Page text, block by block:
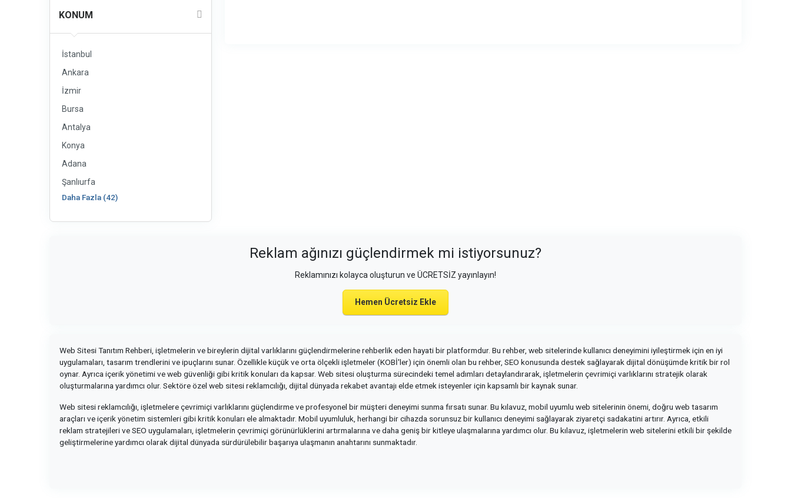
KONUM
İstanbul
Ankara
İzmir
Bursa
Antalya
Konya
Adana
Şanlıurfa
Daha Fazla (42)
Reklam ağınızı güçlendirmek mi istiyorsunuz?
Reklamınızı kolayca oluşturun ve ÜCRETSİZ yayınlayın!
Hemen Ücretsiz Ekle
Web Sitesi Tanıtım Rehberi, işletmelerin ve bireylerin dijital varlıklarını güçlendirmelerine rehberlik eden hayati bir platformdur. Bu rehber, web sitelerinde kullanıcı deneyimini iyileştirmek için en iyi
uygulamaları, tasarım trendlerini ve ipuçlarını sunar. Özellikle küçük ve orta ölçekli işletmeler (KOBİ'ler) için önemli olan bu rehber, SEO konusunda destek sağlayarak dijital dönüşümde kritik bir rol
oynar. Ayrıca içerik yönetimi ve web güvenliği gibi kritik konuları da kapsar. Web sitesi oluşturma sürecindeki temel adımları detaylandırarak, işletmelerin çevrimiçi varlıklarını stratejik olarak
oluşturmalarına yardımcı olur. Sektöre özel web sitesi reklamcılığı, dijital dünyada rekabet avantajı elde etmek isteyenler için kapsamlı bir kaynak sunar.
Web sitesi reklamcılığı, işletmelere çevrimiçi varlıklarını güçlendirme ve profesyonel bir müşteri deneyimi sunma fırsatı sunar. Bu kılavuz, mobil uyumlu web sitelerinin önemi, doğru web tasarım
araçları ve içerik yönetim sistemleri gibi kritik konuları ele almaktadır. Mobil uyumluluk, herhangi bir cihazda sorunsuz bir kullanıcı deneyimi sağlayarak ziyaretçi sadakatini artırır. Ayrıca, etkili
reklam stratejileri ve SEO uygulamaları, işletmelerin çevrimiçi görünürlüklerini artırmalarına ve daha geniş bir kitleye ulaşmalarına yardımcı olur. Bu kılavuz, işletmelerin web sitelerini etkili bir şekilde
geliştirmelerine yardımcı olarak dijital dünyada sürdürülebilir başarıya ulaşmanın anahtarını sunmaktadır.